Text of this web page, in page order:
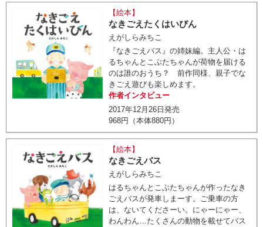
【絵本】
なきごえたくはいびん
えがしらみちこ
『なきごえバス』の姉妹編。主人公・は
るちゃんとこぶたちゃんが荷物を届ける
のは誰のおうち？ 前作同様、親子でな
きごえ遊びも楽しめます。
作者インタビュー
2017年12月26日発売
968円（本体880円）
【絵本】
なきごえバス
えがしらみちこ
はるちゃんとこぶたちゃんが作ったなき
ごえバスが発車しまーす。ご乗車の方
は、ないてくださーい。にゃーにゃー、
わんわん…たくさんの動物を載せてバス